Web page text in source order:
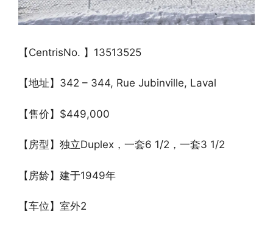
【CentrisNo. 】13513525
【地址】342 – 344, Rue Jubinville, Laval
【售价】$449,000
【房型】独立Duplex，一套6 1/2，一套3 1/2
【房龄】建于1949年
【车位】室外2